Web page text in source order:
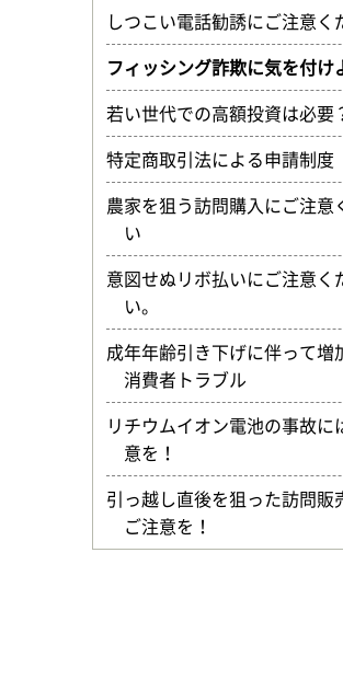
しつこい電話勧誘にご注意く
フィッシング詐欺に気を付け
若い世代での高額投資は必要
特定商取引法による申請制度
農家を狙う訪問購入にご注意
い
意図せぬリボ払いにご注意く
い。
成年年齢引き下げに伴って増
消費者トラブル
リチウムイオン電池の事故に
意を！
引っ越し直後を狙った訪問販
ご注意を！